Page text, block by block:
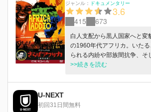
ジャンル：
ドキュメンタリー
3.6
415 673
白人支配から黒人国家へと変
の1960年代アフリカ。いた
られる内紛や部族間抗争、そ
など、カメラが捉えたのは目
リンチや処刑だった。
>>続きを読む
U-NEXT
初回31日間無料